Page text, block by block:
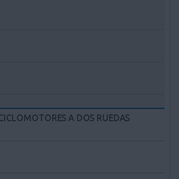
A DOS RUEDAS